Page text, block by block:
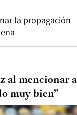
la propagación
al mencionar a
muy bien”